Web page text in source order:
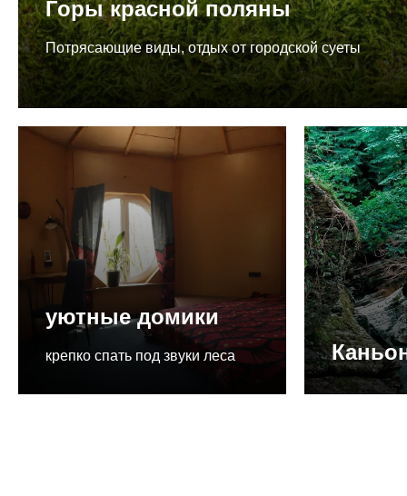
Горы красной поляны
Потрясающие виды, отдых от городской суеты
уютные домики
крепко спать под звуки леса